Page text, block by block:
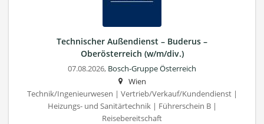
Technischer Außendienst – Buderus –
Oberösterreich (w/m/div.)
07.08.2026, Bosch-Gruppe Österreich
Wien
Technik/Ingenieurwesen | Vertrieb/Verkauf/Kundendienst |
Heizungs- und Sanitärtechnik | Führerschein B |
Reisebereitschaft